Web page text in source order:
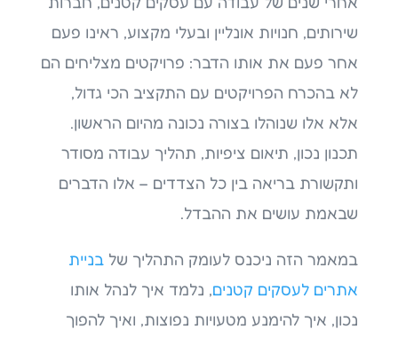
שירותים, חנויות אונליין ובעלי מקצוע, ראינו פעם
אחר פעם את אותו הדבר: פרויקטים מצליחים הם
לא בהכרח הפרויקטים עם התקציב הכי גדול,
אלא אלו שנוהלו בצורה נכונה מהיום הראשון.
תכנון נכון, תיאום ציפיות, תהליך עבודה מסודר
ותקשורת בריאה בין כל הצדדים – אלו הדברים
שבאמת עושים את ההבדל.
במאמר הזה ניכנס לעומק התהליך של בניית
אתרים לעסקים קטנים, נלמד איך לנהל אותו
נכון, איך להימנע מטעויות נפוצות, ואיך להפוך